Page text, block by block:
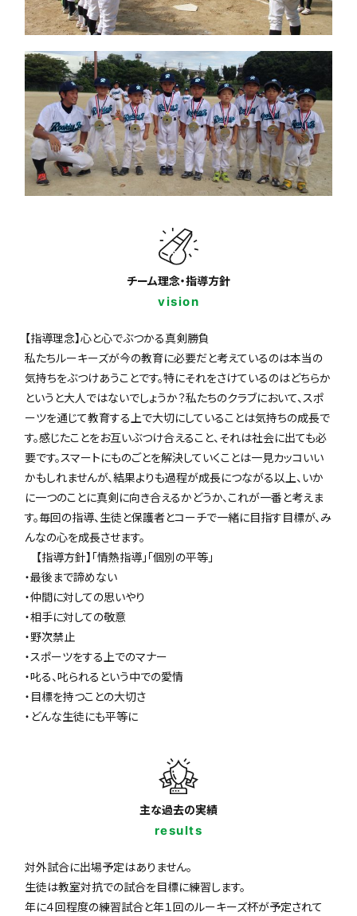
チーム理念・指導方針
vision
【指導理念】心と心でぶつかる真剣勝負
私たちルーキーズが今の教育に必要だと考えているのは本当の
気持ちをぶつけあうことです。特にそれをさけているのはどちらか
というと大人ではないでしょうか？私たちのクラブにおいて、スポ
ーツを通じて教育する上で大切にしていることは気持ちの成長で
す。感じたことをお互いぶつけ合えること、それは社会に出ても必
要です。スマートにものごとを解決していくことは一見カッコいい
かもしれませんが、結果よりも過程が成長につながる以上、いか
に一つのことに真剣に向き合えるかどうか、これが一番と考えま
す。毎回の指導、生徒と保護者とコーチで一緒に目指す目標が、み
んなの心を成長させます。
【指導方針】「情熱指導」「個別の平等」
・最後まで諦めない
・仲間に対しての思いやり
・相手に対しての敬意
・野次禁止
・スポーツをする上でのマナー
・叱る、叱られるという中での愛情
・目標を持つことの大切さ
・どんな生徒にも平等に
主な過去の実績
results
対外試合に出場予定はありません。
生徒は教室対抗での試合を目標に練習します。
年に４回程度の練習試合と年１回のルーキーズ杯が予定されて